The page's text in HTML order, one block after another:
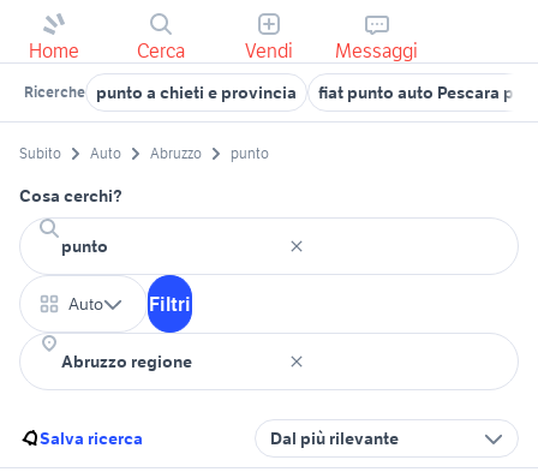
Home Cerca Vendi Messaggi
Ricerche punto a chieti e provincia fiat punto auto Pescara
Subito Auto Abruzzo punto
Cosa cerchi?
Auto Filtri
Salva ricerca Dal più rilevante